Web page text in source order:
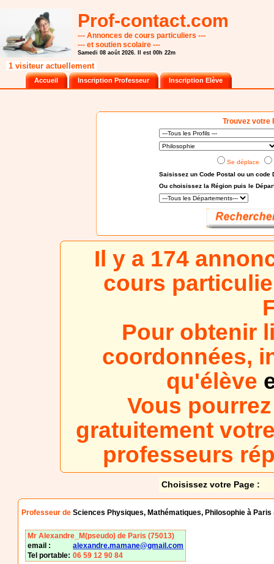
Prof-contact.com
--- Annonces de cours particuliers ---
--- et soutien scolaire ---
Samedi 08 août 2026. Il est 00h 22m
1 visiteur actuellement
Accueil Inscription Professeur Inscription Elève
Trouvez votre
Se déplace
Saisissez un Code Postal ou un code
Ou choisissezla Région puis le
Il y a 174
cours
Pour obtenir
coordonnées,
qu'élève
Vous
gratuitement
professeurs
Choisissez votre Page :
Professeur deSciences Physiques, Mathématiques, Philosophie à Paris
Mr Alexandre_M(pseudo) de Paris (75013)
email :
alexandre.mamane@gmail.com
Tel portable: 06 59 12 90 84